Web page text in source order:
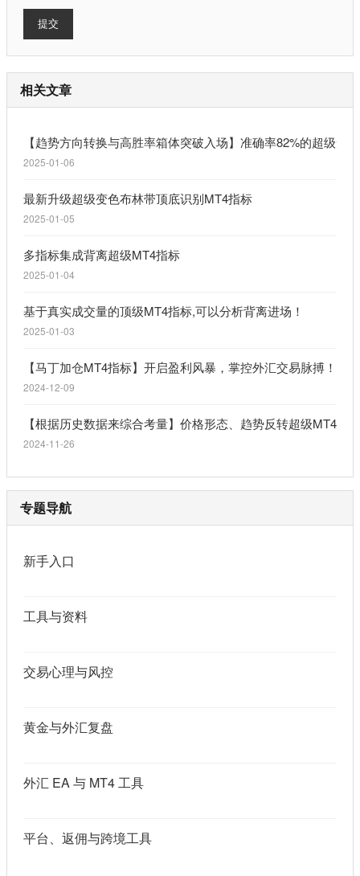
提交
相关文章
【趋势方向转换与高胜率箱体突破入场】准确率82%的超级短
2025-01-06
最新升级超级变色布林带顶底识别MT4指标
2025-01-05
多指标集成背离超级MT4指标
2025-01-04
基于真实成交量的顶级MT4指标,可以分析背离进场！
2025-01-03
【马丁加仓MT4指标】开启盈利风暴，掌控外汇交易脉搏！
2024-12-09
【根据历史数据来综合考量】价格形态、趋势反转超级MT4指
2024-11-26
专题导航
新手入口
工具与资料
交易心理与风控
黄金与外汇复盘
外汇 EA 与 MT4 工具
平台、返佣与跨境工具